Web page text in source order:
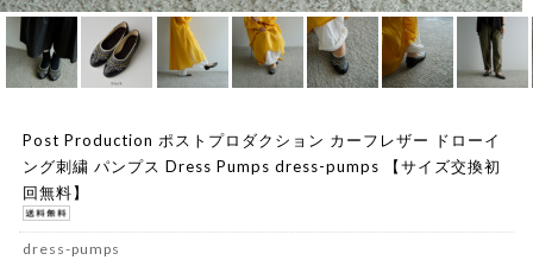
Post Production ポストプロダクション カーフレザー ドローイ
ング刺繍 パンプス Dress Pumps dress-pumps 【サイズ交換初
回無料】
dress-pumps